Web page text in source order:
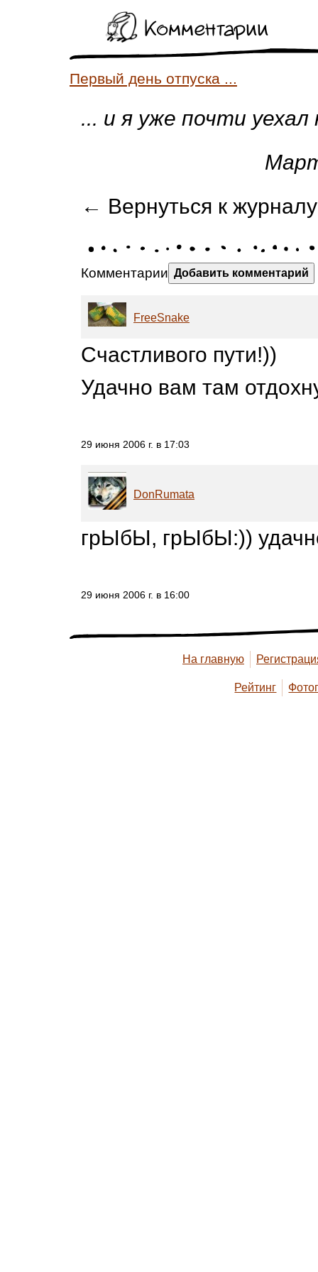
Комментарии
Первый день отпуска ...
... и я уже почти уехал
← Вернуться к
Комментарии Добавить комментарий
FreeSnake
Счастливого пути!))
Удачно вам там
29 июня 2006 г. в 17:03
DonRumata
грЫбЫ, грЫбЫ:))
29 июня 2006 г. в 16:00
На главную
Рейтинг